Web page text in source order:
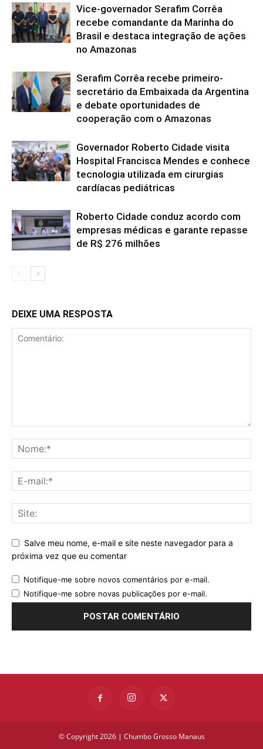
Vice-governador Serafim Corrêa
recebe comandante da Marinha do
Brasil e destaca integração de ações
no Amazonas
Serafim Corrêa recebe primeiro-
secretário da Embaixada da Argentina
e debate oportunidades de
cooperação com o Amazonas
Governador Roberto Cidade visita
Hospital Francisca Mendes e conhece
tecnologia utilizada em cirurgias
cardíacas pediátricas
Roberto Cidade conduz acordo com
empresas médicas e garante repasse
de R$ 276 milhões
DEIXE UMA RESPOSTA
Salve meu nome, e-mail e site neste navegador para a
próxima vez que eu comentar
Notifique-me sobre novos comentários por e-mail.
Notifique-me sobre novas publicações por e-mail.
© Copyright 2026 | Chumbo Grosso Manaus